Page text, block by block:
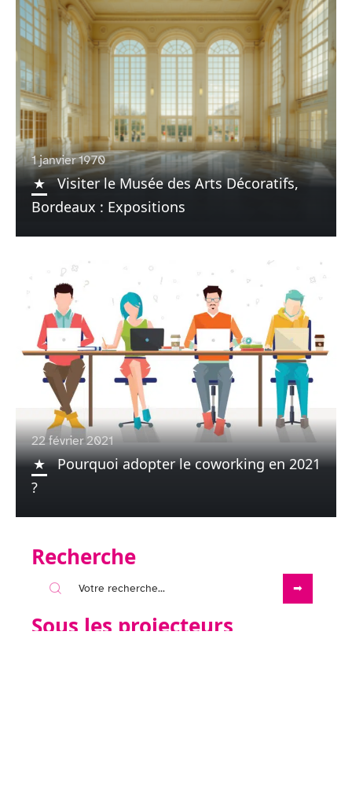
1 janvier 1970
Visiter le Musée des Arts Décoratifs,
Bordeaux : Expositions
22 février 2021
Pourquoi adopter le coworking en 2021
?
Recherche
Sous les projecteurs